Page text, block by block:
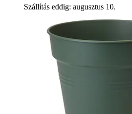
Szállítás eddig: augusztus 10.